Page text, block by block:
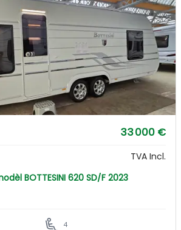
33 000 €
TVA Incl.
modèl BOTTESINI 620 SD/F 2023
4